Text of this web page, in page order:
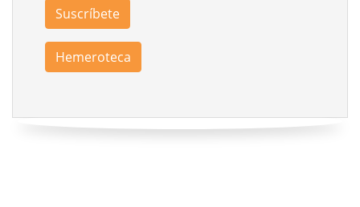
Suscríbete
Hemeroteca